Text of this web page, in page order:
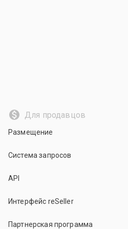
Для продавцов
Размещение
Система запросов
API
Интерфейс reSeller
Партнерская программа